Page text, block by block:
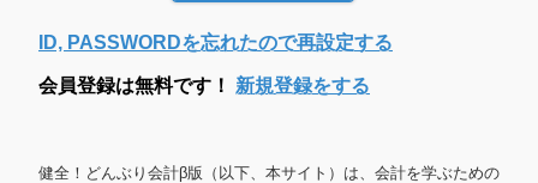
ID, PASSWORDを忘れたので再設定する
会員登録は無料です！ 新規登録をする
健全！どんぶり会計β版（以下、本サイト）は、会計を学ぶための